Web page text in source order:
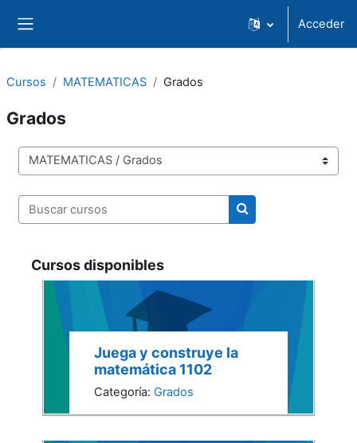
Acceder
Cursos MATEMATICAS Grados
Grados
Categorías de curso
Buscar cursos
Buscar cursos
Cursos disponibles
Juega y construye la
matemática 1102
Categoría: Grados